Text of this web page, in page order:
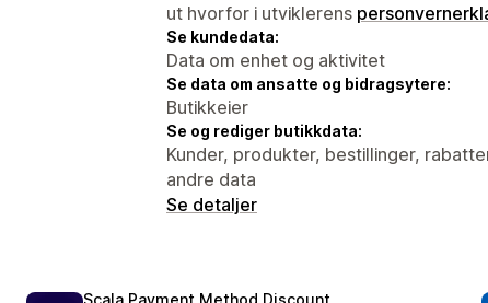
ut hvorfor i utviklerens
Se kundedata:
Data om enhet og aktivitet
Se data om ansatte og bidragsytere:
Butikkeier
Se og rediger butikkdata:
Kunder, produkter, bestillinger,
andre data
Se detaljer
Scala Payment Method Discount